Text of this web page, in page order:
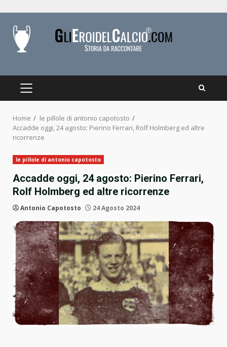
content
PRIMARY
Home
le pillole di antonio capotosto
Accadde oggi, 24 agosto: Pierino Ferrari, Rolf Holmberg ed altre
ricorrenze
le pillole di antonio capotosto
Accadde oggi, 24 agosto: Pierino Ferrari,
Rolf Holmberg ed altre ricorrenze
Antonio Capotosto 24 Agosto 2024